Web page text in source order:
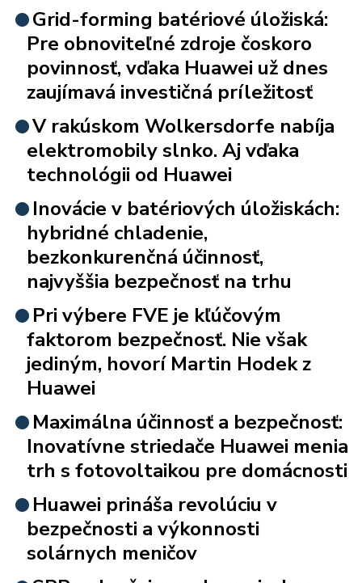
Grid-forming batériové úložiská:
Pre obnoviteľné zdroje čoskoro
povinnosť, vďaka Huawei už dnes
zaujímavá investičná príležitosť
V rakúskom Wolkersdorfe nabíja
elektromobily slnko. Aj vďaka
technológii od Huawei
Inovácie v batériových úložiskách:
hybridné chladenie,
bezkonkurenčná účinnosť,
najvyššia bezpečnosť na trhu
Pri výbere FVE je kľúčovým
faktorom bezpečnosť. Nie však
jediným, hovorí Martin Hodek z
Huawei
Maximálna účinnosť a bezpečnosť:
Inovatívne striedače Huawei menia
trh s fotovoltaikou pre domácnosti
Huawei prináša revolúciu v
bezpečnosti a výkonnosti
solárnych meničov